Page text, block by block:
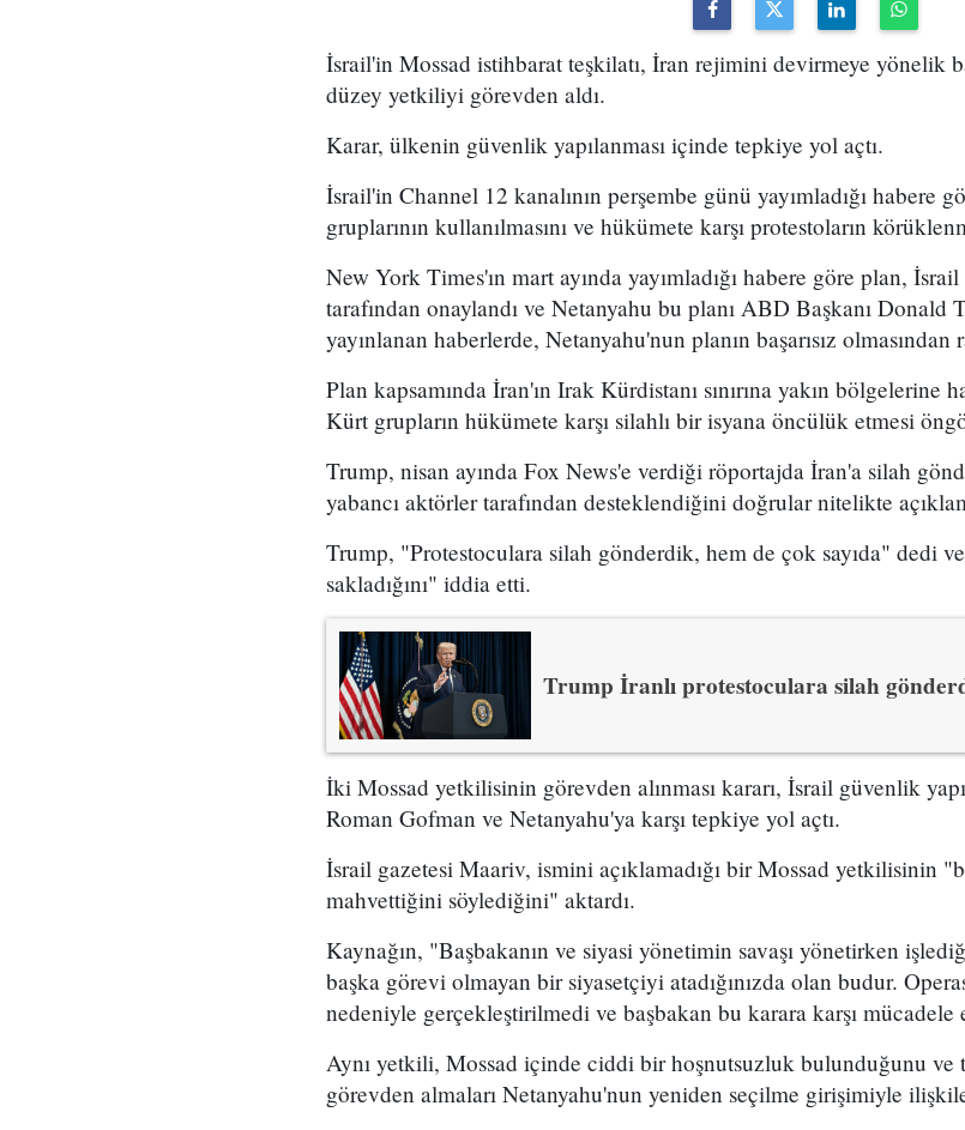
İsrail'in Mossad istihbarat teşkilatı, İran rejimini devirmeye yönelik
düzey yetkiliyi görevden aldı.
Karar, ülkenin güvenlik yapılanması içinde tepkiye yol açtı.
İsrail'in Channel 12 kanalının perşembe günü yayımladığı habere
gruplarının kullanılmasını ve hükümete karşı protestoların
New York Times'ın mart ayında yayımladığı habere göre plan,
tarafından onaylandı ve Netanyahu bu planı ABD Başkanı
yayınlanan haberlerde, Netanyahu'nun planın başarısız
Plan kapsamında İran'ın Irak Kürdistanı sınırına yakın bölgelerine
Kürt grupların hükümete karşı silahlı bir isyana öncülük etmesi
Trump, nisan ayında Fox News'e verdiği röportajda İran'a silah
yabancı aktörler tarafından desteklendiğini doğrular nitelikte
Trump, "Protestoculara silah gönderdik, hem de çok sayıda" dedi
sakladığını" iddia etti.
Trump İranlı protestoculara silah
İki Mossad yetkilisinin görevden alınması kararı, İsrail güvenlik
Roman Gofman ve Netanyahu'ya karşı tepkiye yol açtı.
İsrail gazetesi Maariv, ismini açıklamadığı bir Mossad yetkilisinin
mahvettiğini söylediğini" aktardı.
Kaynağın, "Başbakanın ve siyasi yönetimin savaşı yönetirken
başka görevi olmayan bir siyasetçiyi atadığınızda olan budur.
nedeniyle gerçekleştirilmedi ve başbakan bu karara karşı mücadele
Aynı yetkili, Mossad içinde ciddi bir hoşnutsuzluk bulunduğunu ve
görevden almaları Netanyahu'nun yeniden seçilme girişimiyle